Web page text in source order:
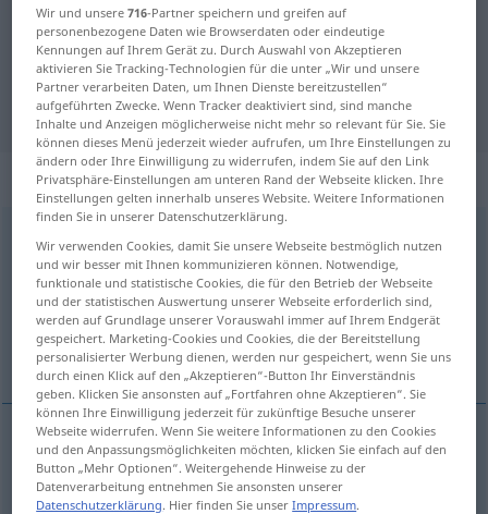
Spanisch-Deutsch Übersetzung für
"mocoso"
"mocoso" Deutsch Übersetzung
„mocoso“: adjetivo
mocoso [moˈkoso] adj
Übersicht aller Übersetzungen
(Für mehr Details die Übersetzung anklicken/antippen)
rotzig
rotzig mocoso
Wir und unsere716-Partner speichern und greifen auf
personenbezogene Daten wie Browserdaten oder eindeutige
Kennungen auf Ihrem Gerät zu. Durch Auswahl von Akzeptieren
aktivieren Sie Tracking-Technologien für die unter „Wir und unsere
Partner verarbeiten Daten, um Ihnen Dienste bereitzustellen“
aufgeführten Zwecke. Wenn Tracker deaktiviert sind, sind manche
Inhalte und Anzeigen möglicherweise nicht mehr so relevant für Sie. Sie
können dieses Menü jederzeit wieder aufrufen, um Ihre Einstellungen zu
ändern oder Ihre Einwilligung zu widerrufen, indem Sie auf den Link
Privatsphäre-Einstellungen am unteren Rand der Webseite klicken. Ihre
Einstellungen gelten innerhalb unseres Website. Weitere Informationen
finden Sie in unserer Datenschutzerklärung.
Wir verwenden Cookies, damit Sie unsere Webseite bestmöglich nutzen
und wir besser mit Ihnen kommunizieren können. Notwendige,
funktionale und statistische Cookies, die für den Betrieb der Webseite
und der statistischen Auswertung unserer Webseite erforderlich sind,
werden auf Grundlage unserer Vorauswahl immer auf Ihrem Endgerät
gespeichert. Marketing-Cookies und Cookies, die der Bereitstellung
personalisierter Werbung dienen, werden nur gespeichert, wenn Sie uns
durch einen Klick auf den „Akzeptieren“-Button Ihr Einverständnis
geben. Klicken Sie ansonsten auf „Fortfahren ohne Akzeptieren“. Sie
können Ihre Einwilligung jederzeit für zukünftige Besuche unserer
Webseite widerrufen. Wenn Sie weitere Informationen zu den Cookies
und den Anpassungsmöglichkeiten möchten, klicken Sie einfach auf den
Button „Mehr Optionen“. Weitergehende Hinweise zu der
Datenverarbeitung entnehmen Sie ansonsten unserer
Datenschutzerklärung. Hier finden Sie unserImpressum.